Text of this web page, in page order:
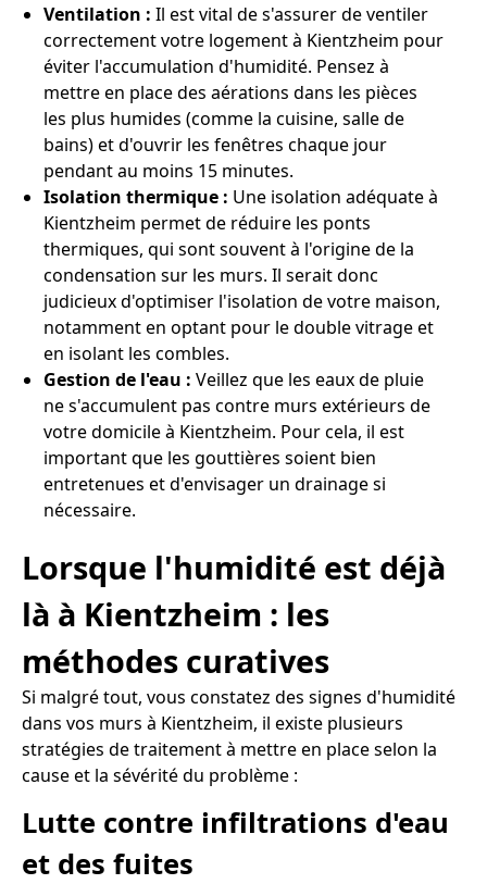
Ventilation : Il est vital de s'assurer de ventiler
correctement votre logement à Kientzheim pour
éviter l'accumulation d'humidité. Pensez à
mettre en place des aérations dans les pièces
les plus humides (comme la cuisine, salle de
bains) et d'ouvrir les fenêtres chaque jour
pendant au moins 15 minutes.
Isolation thermique : Une isolation adéquate à
Kientzheim permet de réduire les ponts
thermiques, qui sont souvent à l'origine de la
condensation sur les murs. Il serait donc
judicieux d'optimiser l'isolation de votre maison,
notamment en optant pour le double vitrage et
en isolant les combles.
Gestion de l'eau : Veillez que les eaux de pluie
ne s'accumulent pas contre murs extérieurs de
votre domicile à Kientzheim. Pour cela, il est
important que les gouttières soient bien
entretenues et d'envisager un drainage si
nécessaire.
Lorsque l'humidité est déjà
là à Kientzheim : les
méthodes curatives
Si malgré tout, vous constatez des signes d'humidité
dans vos murs à Kientzheim, il existe plusieurs
stratégies de traitement à mettre en place selon la
cause et la sévérité du problème :
Lutte contre infiltrations d'eau
et des fuites